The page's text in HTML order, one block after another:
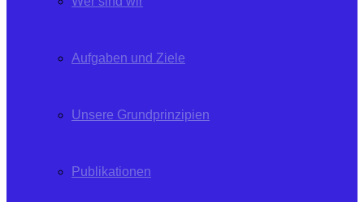
Aufgaben und Ziele
Unsere Grundprinzipien
Publikationen